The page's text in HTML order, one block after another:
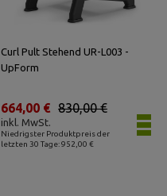
Curl Pult Stehend UR-L003 -
UpForm
Niedrigster Produktpreis der
letzten 30 Tage: 952,00 €
830,00 €
664,00 €
inkl. MwSt.